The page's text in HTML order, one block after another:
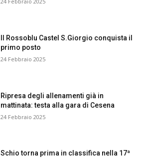
Il Rossoblu Castel S.Giorgio conquista il
primo posto
24 Febbraio 2025
Ripresa degli allenamenti già in
mattinata: testa alla gara di Cesena
24 Febbraio 2025
Schio torna prima in classifica nella 17ª